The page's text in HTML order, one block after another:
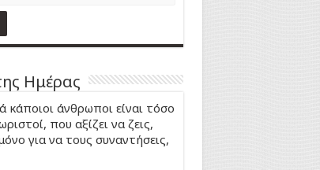
Ημέρας
κάποιοι άνθρωποι είναι τόσο
που αξίζει να ζεις,
για να τους συναντήσεις,